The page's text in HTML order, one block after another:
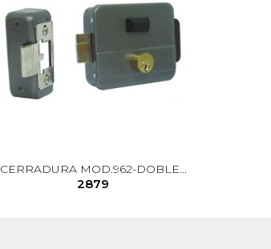
CERRADURA MOD.962-DOBLE...
2879